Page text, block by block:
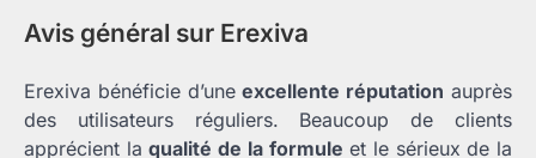
Avis général sur Erexiva
Erexiva bénéficie d’uneexcellente réputation auprès
des utilisateurs réguliers. Beaucoup de clients
apprécient laqualité de la formule et le sérieux de la